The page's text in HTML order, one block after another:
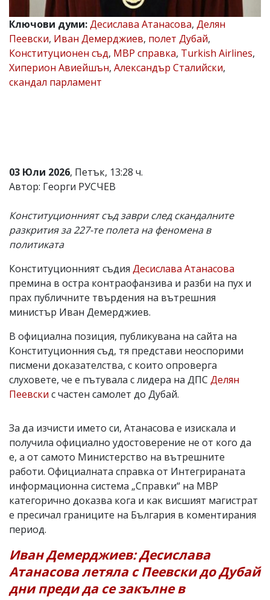
Коментарите
под
статиите
се
въвеждат
от
читателите
и
откриете
обиден
коментар,
моля
сигнализирайте
Ключови думи:Десислава Атанасова, Делян
Пеевски, Иван Демерджиев, полет Дубай,
Конституционен съд, МВР справка, Turkish Airlines,
Хиперион Авиейшън, Александър Сталийски,
скандал парламент
03 Юли 2026, Петък, 13:28 ч.
Автор: Георги РУСЧЕВ
Конституционният съд заври след скандалните
разкрития за 227-те полета на феномена в
политиката
Конституционният съдия Десислава Атанасова
премина в остра контраофанзива и разби на пух и
прах публичните твърдения на вътрешния
министър Иван Демерджиев.
В официална позиция, публикувана на сайта на
Конституционния съд, тя представи неоспорими
писмени доказателства, с които опроверга
слуховете, че е пътувала с лидера на ДПС Делян
Пеевски с частен самолет до Дубай.
За да изчисти името си, Атанасова е изискала и
получила официално удостоверение не от кого да
е, а от самото Министерство на вътрешните
работи. Официалната справка от Интегрираната
информационна система „Справки“ на МВР
категорично доказва кога и как висшият магистрат
е пресичал границите на България в коментирания
период.
Иван Демерджиев: Десислава
Атанасова летяла с Пеевски до Дубай
дни преди да се закълне в